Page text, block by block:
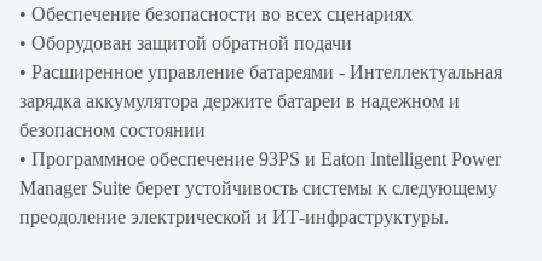
• Обеспечение безопасности во всех сценариях
• Оборудован защитой обратной подачи
• Расширенное управление батареями - Интеллектуальная
зарядка аккумулятора держите батареи в надежном и
безопасном состоянии
• Программное обеспечение 93PS и Eaton Intelligent Power
Manager Suite берет устойчивость системы к следующему
преодоление электрической и ИТ-инфраструктуры.